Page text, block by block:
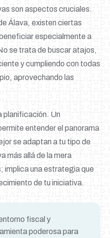
son aspectos cruciales.
Álava, existen ciertas
especialmente a
se trata de buscar atajos,
y cumpliendo con todas
aprovechando las
planificación. Un
entender el panorama
se adaptan a tu tipo de
más allá de la mera
implica una estrategia que
de tu iniciativa.
fiscal y
poderosa para